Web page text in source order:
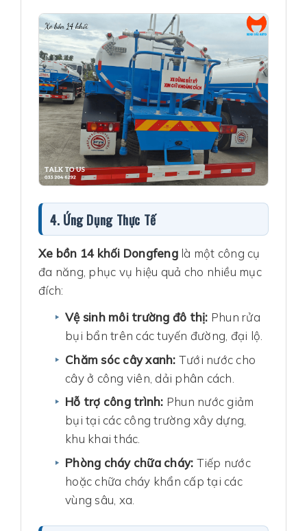
4. Ứng Dụng Thực Tế
Xe bồn 14 khối Dongfenglà một công cụ
đa năng, phục vụ hiệu quả cho nhiều mục
đích:
Vệ sinh môi trường đô thị: Phun rửa
bụi bẩn trên các tuyến đường, đại lộ.
Chăm sóc cây xanh: Tưới nước cho
cây ở công viên, dải phân cách.
Hỗ trợ công trình: Phun nước giảm
bụi tại các công trường xây dựng,
khu khai thác.
Phòng cháy chữa cháy: Tiếp nước
hoặc chữa cháy khẩn cấp tại các
vùng sâu, xa.